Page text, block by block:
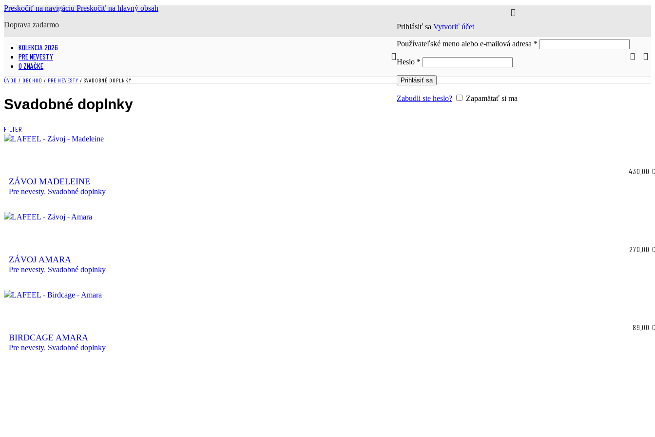
Preskočiť na navigáciu Preskočiť na hlavný obsah
Doprava zadarmo
KOLEKCIA 2026
PRE NEVESTY
O ZNAČKE
Prihlásiť sa Vytvoriť účet
Používateľské meno alebo e-mailová adresa *
Heslo *
Prihlásiť sa
Zabudli ste heslo? Zapamätať si ma
ÚVOD / OBCHOD / PRE NEVESTY / SVADOBNÉ DOPLNKY
Svadobné doplnky
FILTER
ZÁVOJ MADELEINE
430,00
Pre nevesty, Svadobné doplnky
ZÁVOJ AMARA
270,00
Pre nevesty, Svadobné doplnky
BIRDCAGE AMARA
89,00
Pre nevesty, Svadobné doplnky